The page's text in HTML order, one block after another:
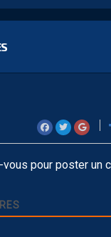
pour poster un